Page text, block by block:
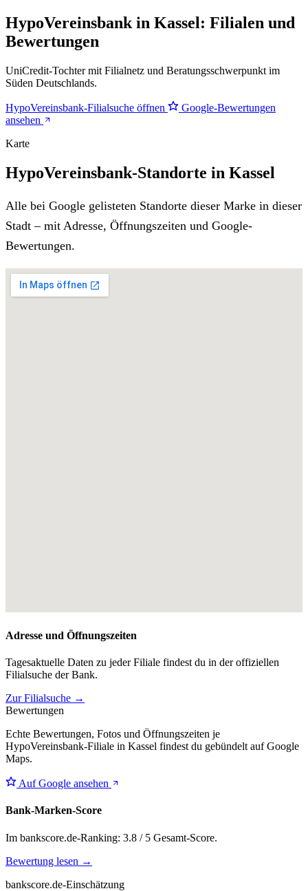
HypoVereinsbank in Kassel: Filialen und
Bewertungen
UniCredit-Tochter mit Filialnetz und Beratungsschwerpunkt im
Süden Deutschlands.
HypoVereinsbank-Filialsuche öffnen
Google-Bewertungen
ansehen
Karte
HypoVereinsbank-Standorte in Kassel
Alle bei Google gelisteten Standorte dieser Marke in dieser
Stadt – mit Adresse, Öffnungszeiten und Google-
Bewertungen.
Adresse und Öffnungszeiten
Tagesaktuelle Daten zu jeder Filiale findest du in der offiziellen
Filialsuche der Bank.
Zur Filialsuche →
Bewertungen
Echte Bewertungen, Fotos und Öffnungszeiten je
HypoVereinsbank-Filiale in Kassel findest du gebündelt auf Google
Maps.
Auf Google ansehen
Bank-Marken-Score
Im bankscore.de-Ranking: 3.8 / 5 Gesamt-Score.
Bewertung lesen →
bankscore.de-Einschätzung